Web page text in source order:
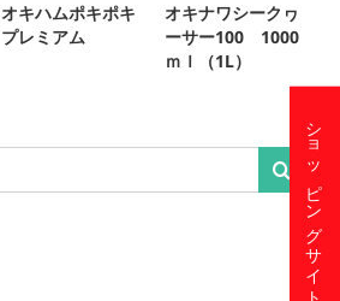
オキハムポキポキ
プレミアム
オキナワシークヮ
ーサー100 1000
ｍｌ（1L）
ショッピングサイト